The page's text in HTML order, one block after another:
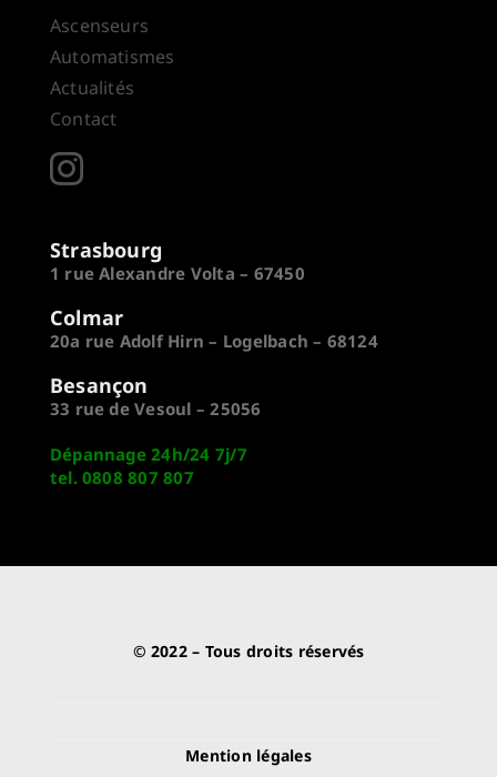
Ascenseurs
Automatismes
Actualités
Contact
Strasbourg
1 rue Alexandre Volta – 67450
Colmar
20a rue Adolf Hirn – Logelbach – 68124
Besançon
33 rue de Vesoul – 25056
Dépannage 24h/24 7j/7
tel. 0808 807 807
© 2022 – Tous droits réservés
Mention légales